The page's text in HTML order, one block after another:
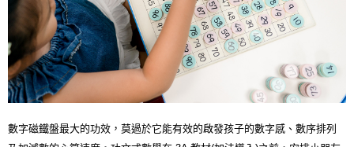
數字磁鐵盤最大的功效，莫過於它能有效的啟發孩子的數字感、數序排列